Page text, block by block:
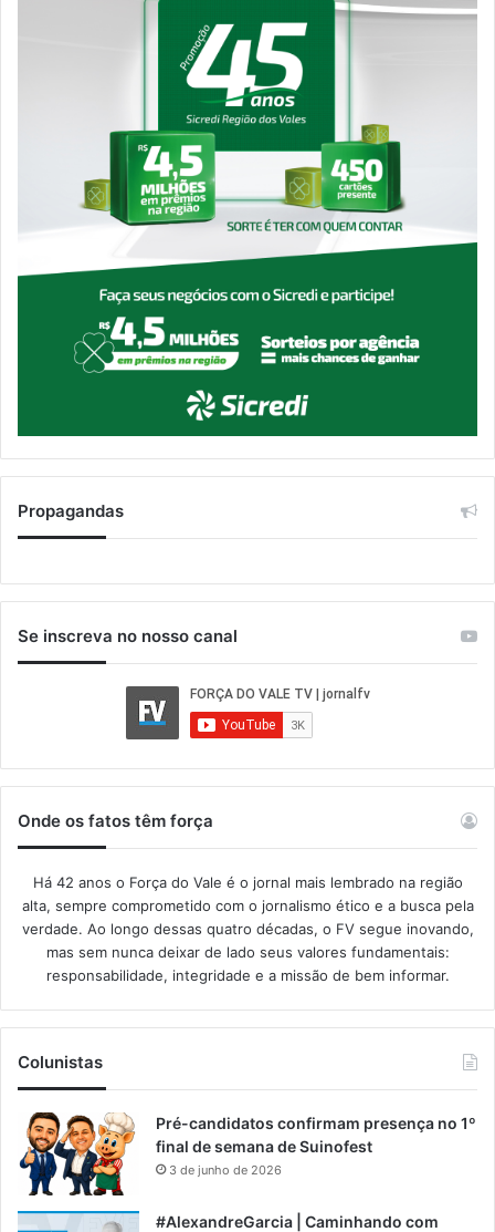
Propagandas
Se inscreva no nosso canal
Onde os fatos têm força
Há 42 anos o Força do Vale é o jornal mais lembrado na região
alta, sempre comprometido com o jornalismo ético e a busca pela
verdade. Ao longo dessas quatro décadas, o FV segue inovando,
mas sem nunca deixar de lado seus valores fundamentais:
responsabilidade, integridade e a missão de bem informar.​
Colunistas
Pré-candidatos confirmam presença no 1º
final de semana de Suinofest
3 de junho de 2026
#AlexandreGarcia | Caminhando com